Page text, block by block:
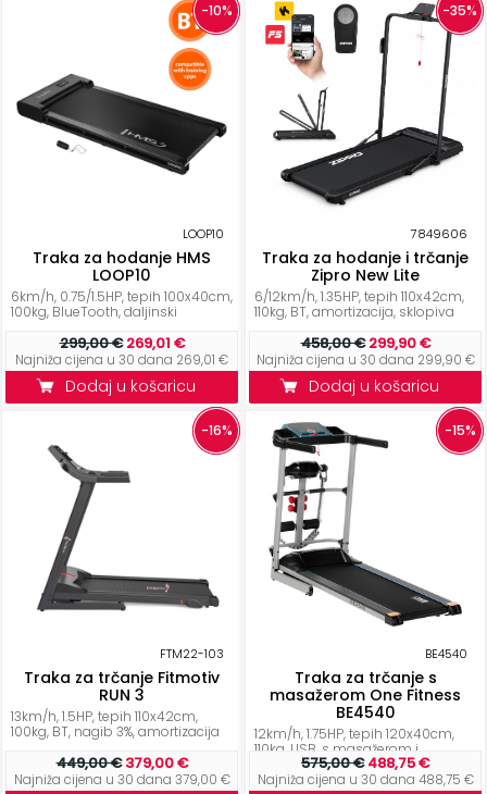
sportovi
Oporavak
rukavice
i
ostalo
Sportske
torbe
ruksaci
Razonoda
Odjeća
za
O
NAMA
-10%
LOOP10
Traka za hodanje HMS
LOOP10
6km/h, 0.75/1.5HP, tepih 100x40cm,
100kg, BlueTooth, daljinski
299,00 €269,01 €
Najniža cijena u 30 dana 269,01 €
Dodaj u košaricu
-35%
7849606
Traka za hodanje i trčanje
Zipro New Lite
6/12km/h, 1.35HP, tepih 110x42cm,
110kg, BT, amortizacija, sklopiva
458,00 €299,90 €
Najniža cijena u 30 dana 299,90 €
Dodaj u košaricu
-16%
FTM22-103
Traka za trčanje Fitmotiv
RUN 3
13km/h, 1.5HP, tepih 110x42cm,
100kg, BT, nagib 3%, amortizacija
449,00 €379,00 €
Najniža cijena u 30 dana 379,00 €
-15%
BE4540
Traka za trčanje s
masažerom One Fitness
BE4540
12km/h, 1.75HP, tepih 120x40cm,
110kg, USB, s masažerom i
utezima...575,00 €488,75 €
Najniža cijena u 30 dana 488,75 €